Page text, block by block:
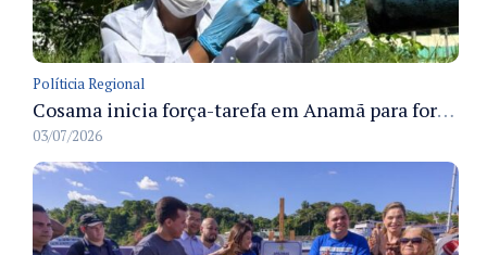
Políticia Regional
Cosama inicia força-tarefa em Anamã para fortalecer abastecimento de água e segurança hídrica da população
03/07/2026